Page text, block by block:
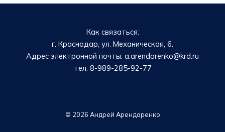
Как связаться:
г. Краснодар, ул. Механическая, 6.
Адрес электронной почты: a.arendarenko@krd.ru
тел. 8-989-285-92-77
© 2026 Андрей Арендаренко